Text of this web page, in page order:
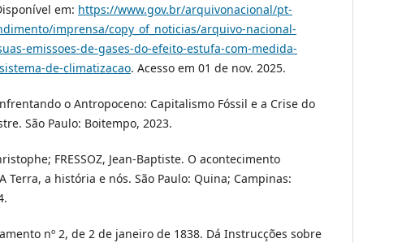
em: https://www.gov.br/arquivonacional/pt-
imprensa/copy_of_noticias/arquivo-nacional-
emissoes-de-gases-do-efeito-estufa-com-medida-
de-climatizacao. Acesso em 01 de nov. 2025.
o Antropoceno: Capitalismo Fóssil e a Crise do
São Paulo: Boitempo, 2023.
FRESSOZ, Jean-Baptiste. O acontecimento
Terra, a história e nós. São Paulo: Quina; Campinas:
nº 2, de 2 de janeiro de 1838. Dá Instrucções sobre